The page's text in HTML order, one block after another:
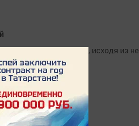
ситуация в стране и, исходя из